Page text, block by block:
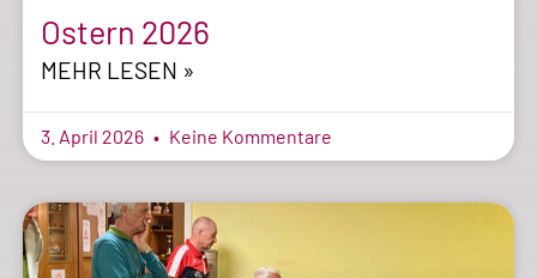
Ostern 2026
MEHR LESEN »
3. April 2026 Keine Kommentare